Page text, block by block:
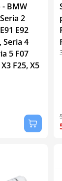
BMW
2
E92
Seria 4
5 F07
F25, X5